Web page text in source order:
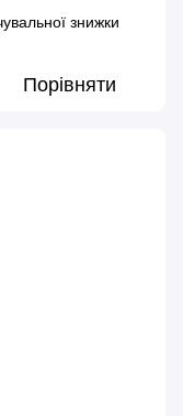
знижки
Порівняти